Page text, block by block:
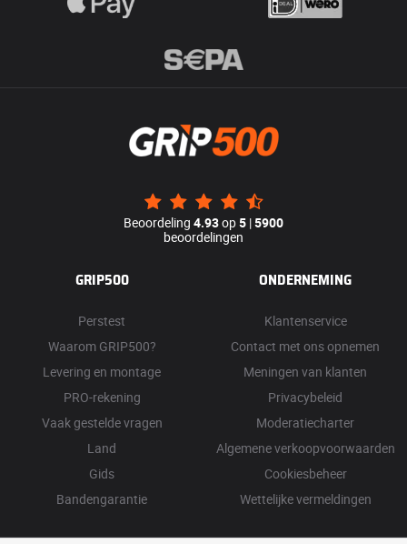
Beoordeling 4.93op5 |5900
beoordelingen
GRIP500
Perstest
Waarom GRIP500?
Levering en montage
PRO-rekening
Vaak gestelde vragen
Land
Gids
Bandengarantie
ONDERNEMING
Klantenservice
Contact met ons opnemen
Meningen van klanten
Privacybeleid
Moderatiecharter
Algemene verkoopvoorwaarden
Cookiesbeheer
Wettelijke vermeldingen